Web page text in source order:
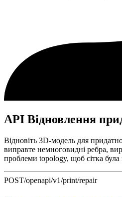
API Відновлення
Відновіть 3D-модель для
виправте немноговидні ребра,
проблеми topology, щоб сітка була
POST/openapi/v1/print/repair